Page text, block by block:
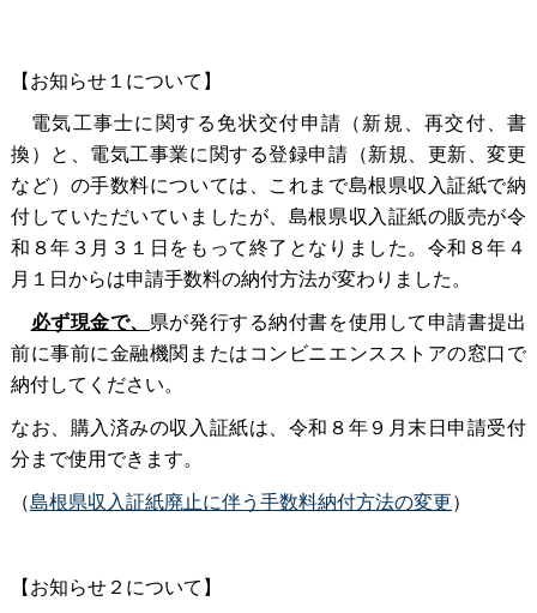
【お知らせ１について】
電気工事士に関する免状交付申請（新規、再交付、書
換）と、電気工事業に関する登録申請（新規、更新、変更
など）の手数料については、これまで島根県収入証紙で納
付していただいていましたが、島根県収入証紙の販売が令
和８年３月３１日をもって終了となりました。令和８年４
月１日からは申請手数料の納付方法が変わりました。
必ず現金で、 県が発行する納付書を使用して申請書提出
前に事前に金融機関またはコンビニエンスストアの窓口で
納付してください。
なお、購入済みの収入証紙は、令和８年９月末日申請受付
分まで使用できます。
（島根県収入証紙廃止に伴う手数料納付方法の変更）
【お知らせ２について】